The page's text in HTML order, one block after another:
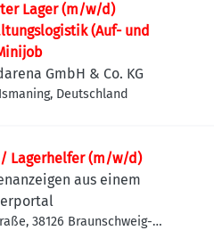
Lager (m/w/d)
(Auf- und
GmbH & Co. KG
Deutschland
Lagerhelfer (m/w/d)
aus einem
38126 Braunschweig-